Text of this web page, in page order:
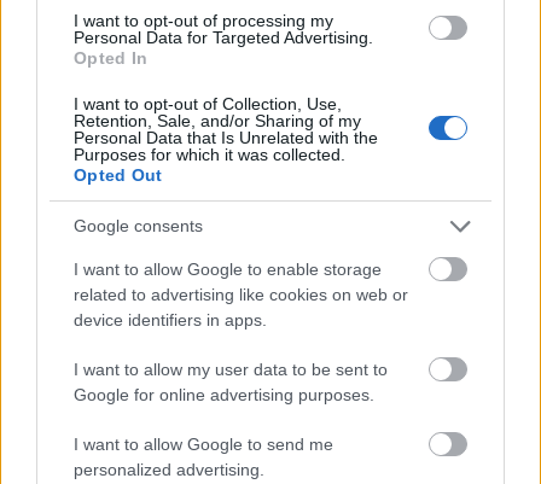
I want to opt-out of processing my
Personal Data for Targeted Advertising.
Opted In
I want to opt-out of Collection, Use,
Retention, Sale, and/or Sharing of my
Personal Data that Is Unrelated with the
Purposes for which it was collected.
Opted Out
Google consents
I want to allow Google to enable storage
related to advertising like cookies on web or
device identifiers in apps.
I want to allow my user data to be sent to
Google for online advertising purposes.
I want to allow Google to send me
personalized advertising.
ÉLETMÓD
10 módszer, amivel kényeztesd
magad ezen a hétvégén